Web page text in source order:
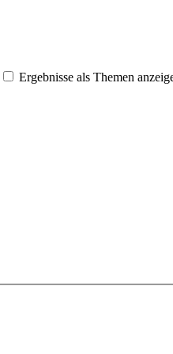
Ergebnisse als Themen